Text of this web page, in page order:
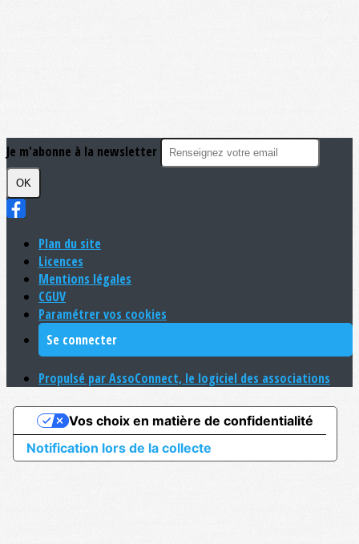
Je m'abonne à la newsletter
OK
Plan du site
Licences
Mentions légales
CGUV
Paramétrer vos cookies
Se connecter
Propulsé par AssoConnect, le logiciel des associations
Notification lors de la collecte
Vos choix en matière de confidentialité